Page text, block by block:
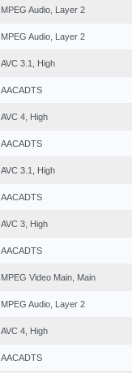
MPEG Audio, Layer 2
MPEG Audio, Layer 2
AVC 3.1, High
AACADTS
AVC 4, High
AACADTS
AVC 3.1, High
AACADTS
AVC 3, High
AACADTS
MPEG Video Main, Main
MPEG Audio, Layer 2
AVC 4, High
AACADTS